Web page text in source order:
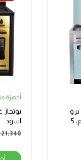
برو
ستانلس ستيل 60×90 سم، 5
أجهزة
اسود
21,340